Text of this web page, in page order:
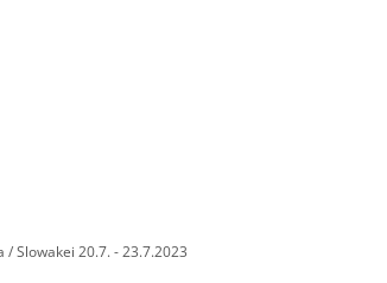
/ Slowakei 20.7. - 23.7.2023